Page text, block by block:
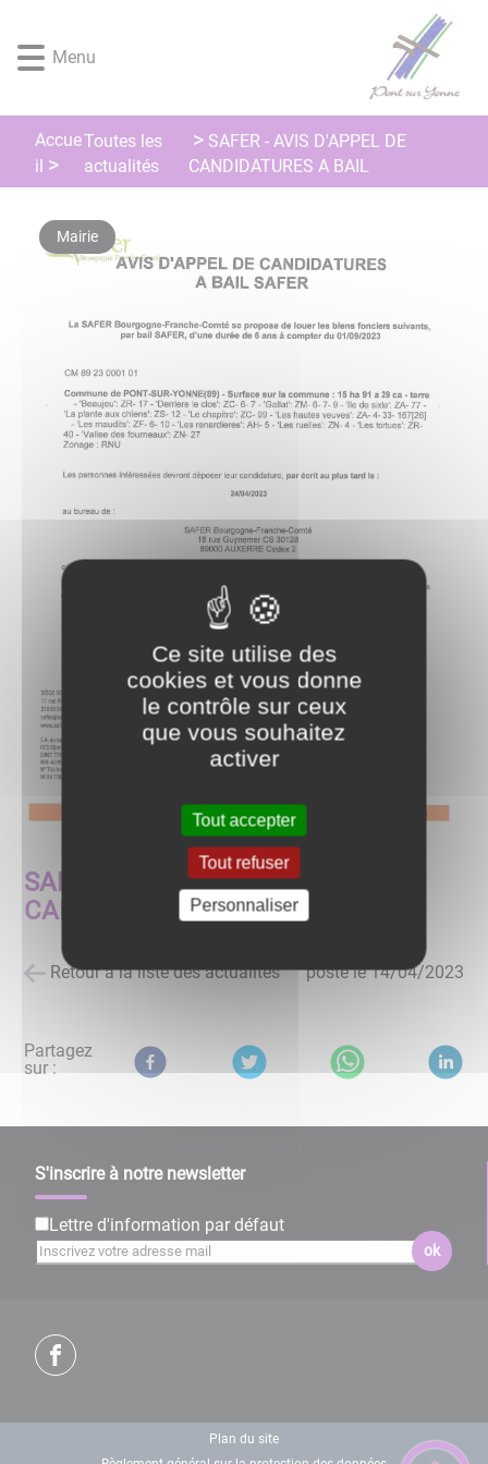
rapide
menu
rapide
contenu
principal
rapide
la
recherche
rapide
pied
page
Menu
Accue
il
Toutes les
actualités
SAFER - AVIS D'APPEL DE
CANDIDATURES A BAIL
Mairie
SAFER - AVIS D'APPEL DE
CANDIDATURES A BAIL
Retour à la liste des actualités posté le14/04/2023
Partagez
sur :
S'inscrire à notre newsletter
Lettre d'information par défaut
ok
Plan du site
Ce site utilise des
cookies et vous donne
le contrôle sur ceux
que vous souhaitez
activer
Tout accepter
Tout refuser
Personnaliser